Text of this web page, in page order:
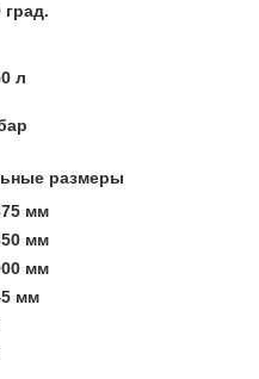
град.
л
размеры
мм
мм
мм
мм